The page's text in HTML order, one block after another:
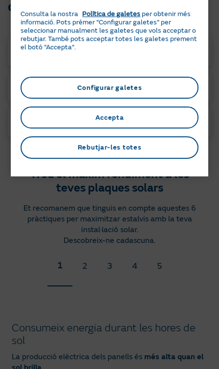
component instal·lat:
Panells
Bateries Estructura
Punt de recàrrega
Treu el màxim rendiment a les
teves plaques solars
Et recomanem que tinguis en compte aquestes 6
pràctiques per maximitzar estalvis amb la teva
instal·lació solar.
Descobreix-ne cadascuna.
1 2 3 4 5
Consumeix energia durant les hores de
sol
La producció elèctrica dels panells és més alta quan el
Consulta la nostra Política de galetes per obtenir més
informació. Pots prémer “Configurar galetes” per
seleccionar manualment les galetes que vols acceptar o
rebutjar. També pots acceptar totes les galetes prement
el botó “Accepta”.
Configurar galetes
Rebutjar-les totes
Accepta